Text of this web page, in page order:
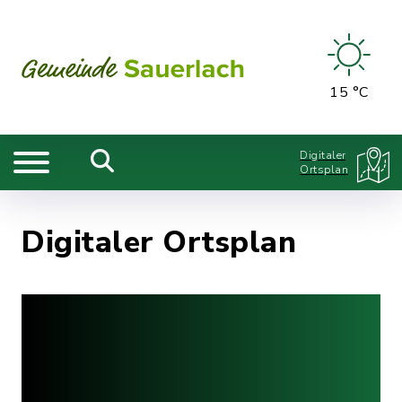
15 °C
Digitaler
Ortsplan
Digitaler Ortsplan